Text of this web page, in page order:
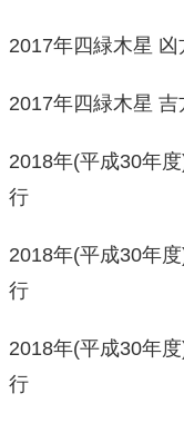
2017年四緑木星
2017年四緑木星
2018年(平成30年
行
2018年(平成30年
行
2018年(平成30年
行